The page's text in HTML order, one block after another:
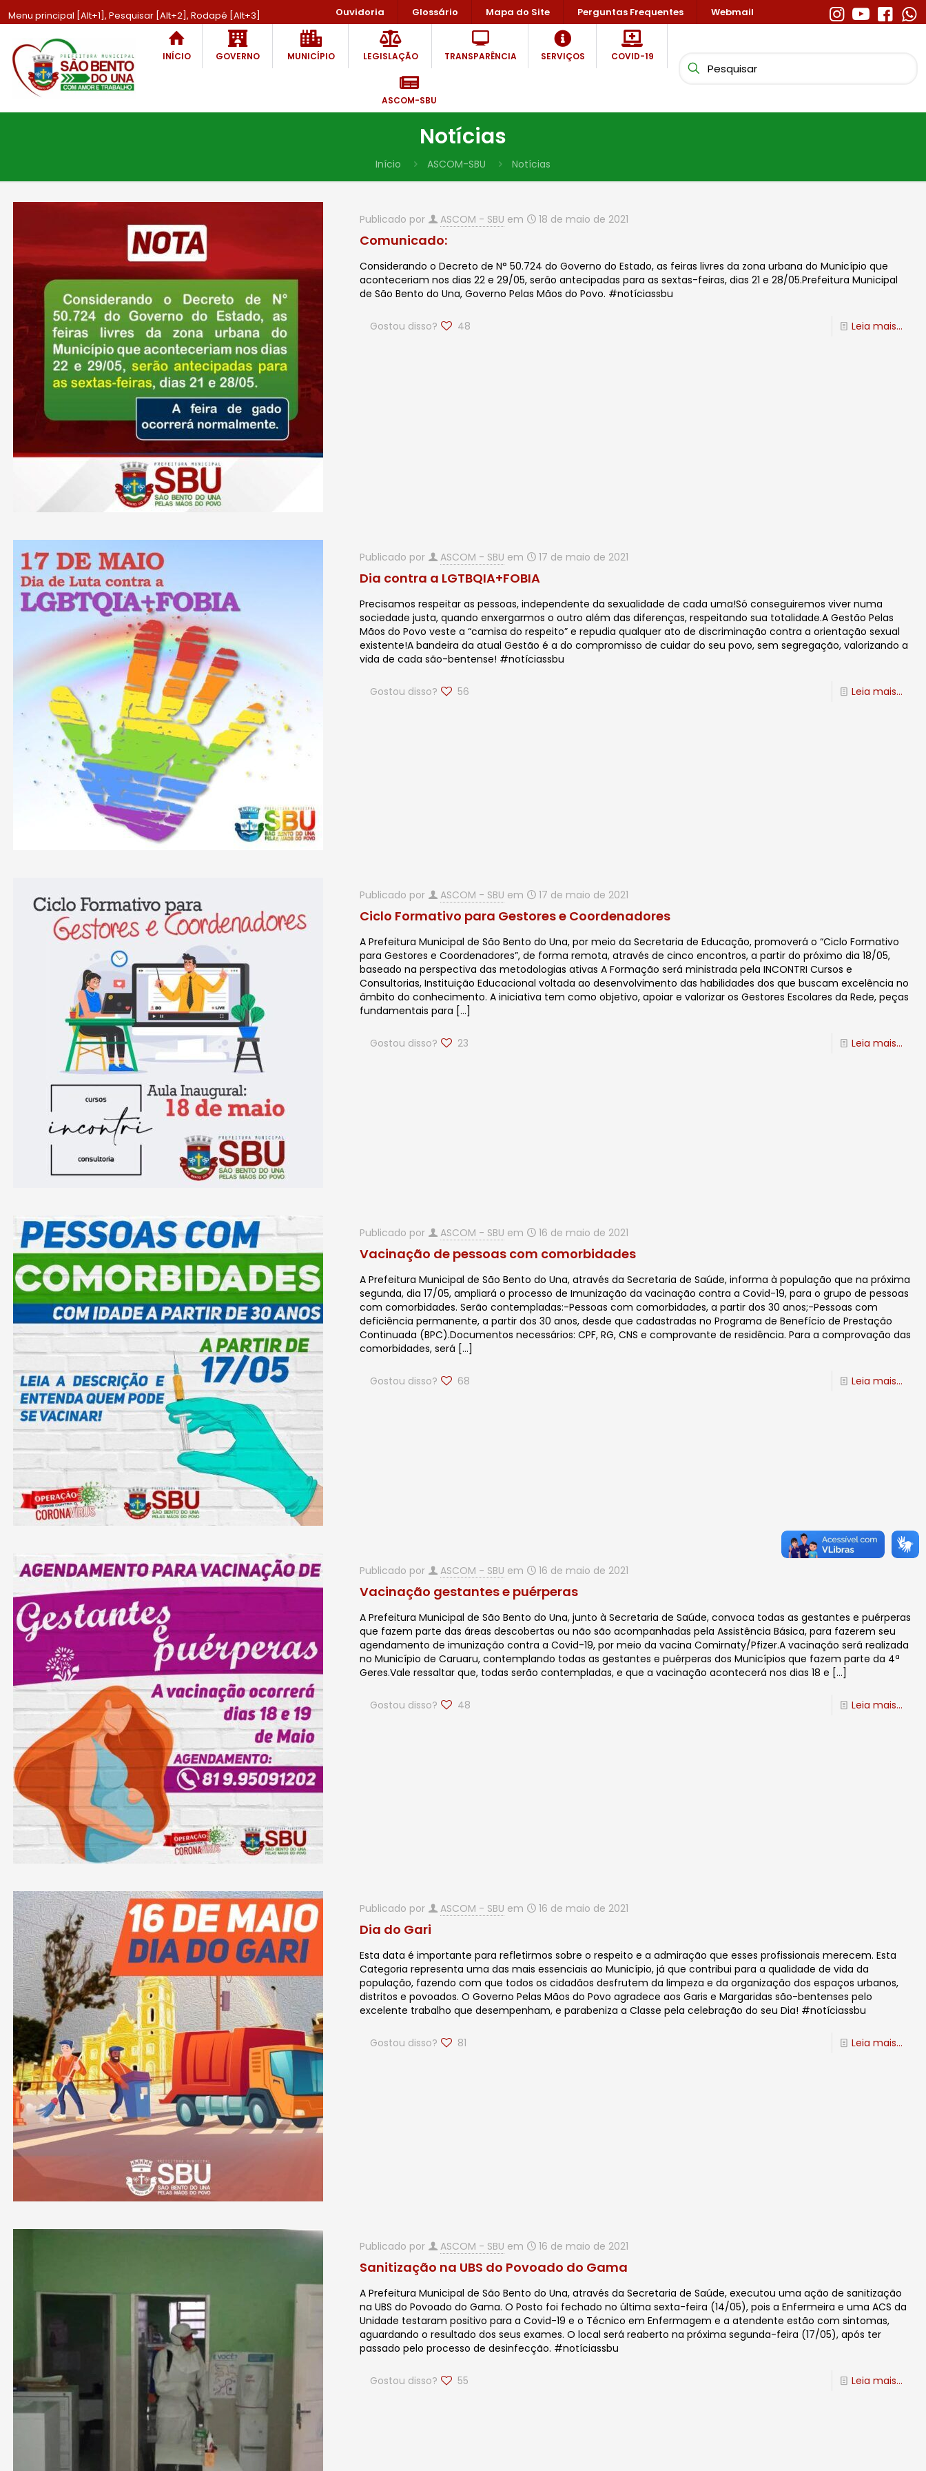
Menu principal [Alt+1], Pesquisar [Alt+2], Rodapé [Alt+3] Ouvidoria Glossário Mapa do Site Perguntas Frequentes Webmail
INÍCIO GOVERNO MUNICÍPIO LEGISLAÇÃO TRANSPARÊNCIA SERVIÇOS COVID-19
ASCOM-SBU
Notícias
Início ASCOM-SBU Notícias
Publicado por ASCOM - SBU em 18 de maio de 2021
Comunicado:
Considerando o Decreto de N° 50.724 do Governo do Estado, as feiras livres da zona urbana do Município que
aconteceriam nos dias 22 e 29/05, serão antecipadas para as sextas-feiras, dias 21 e 28/05.Prefeitura Municipal
de São Bento do Una, Governo Pelas Mãos do Povo. #notíciassbu
Gostou disso? 48 Leia mais...
Publicado por ASCOM - SBU em 17 de maio de 2021
Dia contra a LGTBQIA+FOBIA
Precisamos respeitar as pessoas, independente da sexualidade de cada uma!Só conseguiremos viver numa
sociedade justa, quando enxergarmos o outro além das diferenças, respeitando sua totalidade.A Gestão Pelas
Mãos do Povo veste a “camisa do respeito” e repudia qualquer ato de discriminação contra a orientação sexual
existente!A bandeira da atual Gestão é a do compromisso de cuidar do seu povo, sem segregação, valorizando a
vida de cada são-bentense! #notíciassbu
Gostou disso? 56 Leia mais...
Publicado por ASCOM - SBU em 17 de maio de 2021
Ciclo Formativo para Gestores e Coordenadores
A Prefeitura Municipal de São Bento do Una, por meio da Secretaria de Educação, promoverá o “Ciclo Formativo
para Gestores e Coordenadores”, de forma remota, através de cinco encontros, a partir do próximo dia 18/05,
baseado na perspectiva das metodologias ativas A Formação será ministrada pela INCONTRI Cursos e
Consultorias, Instituição Educacional voltada ao desenvolvimento das habilidades dos que buscam excelência no
âmbito do conhecimento. A iniciativa tem como objetivo, apoiar e valorizar os Gestores Escolares da Rede, peças
fundamentais para […]
Gostou disso? 23 Leia mais...
Publicado por ASCOM - SBU em 16 de maio de 2021
Vacinação de pessoas com comorbidades
A Prefeitura Municipal de São Bento do Una, através da Secretaria de Saúde, informa à população que na próxima
segunda, dia 17/05, ampliará o processo de Imunização da vacinação contra a Covid-19, para o grupo de pessoas
com comorbidades. Serão contempladas:-Pessoas com comorbidades, a partir dos 30 anos;-Pessoas com
deficiência permanente, a partir dos 30 anos, desde que cadastradas no Programa de Benefício de Prestação
Continuada (BPC).Documentos necessários: CPF, RG, CNS e comprovante de residência. Para a comprovação das
comorbidades, será […]
Gostou disso? 68 Leia mais...
Publicado por ASCOM - SBU em 16 de maio de 2021
Vacinação gestantes e puérperas
A Prefeitura Municipal de São Bento do Una, junto à Secretaria de Saúde, convoca todas as gestantes e puérperas
que fazem parte das áreas descobertas ou não são acompanhadas pela Assistência Básica, para fazerem seu
agendamento de imunização contra a Covid-19, por meio da vacina Comirnaty/Pfizer.A vacinação será realizada
no Município de Caruaru, contemplando todas as gestantes e puérperas dos Municípios que fazem parte da 4ª
Geres.Vale ressaltar que, todas serão contempladas, e que a vacinação acontecerá nos dias 18 e […]
Gostou disso? 48 Leia mais...
Publicado por ASCOM - SBU em 16 de maio de 2021
Dia do Gari
Esta data é importante para refletirmos sobre o respeito e a admiração que esses profissionais merecem. Esta
Categoria representa uma das mais essenciais ao Município, já que contribui para a qualidade de vida da
população, fazendo com que todos os cidadãos desfrutem da limpeza e da organização dos espaços urbanos,
distritos e povoados. O Governo Pelas Mãos do Povo agradece aos Garis e Margaridas são-bentenses pelo
excelente trabalho que desempenham, e parabeniza a Classe pela celebração do seu Dia! #notíciassbu
Gostou disso? 81 Leia mais...
Publicado por ASCOM - SBU em 16 de maio de 2021
Sanitização na UBS do Povoado do Gama
A Prefeitura Municipal de São Bento do Una, através da Secretaria de Saúde, executou uma ação de sanitização
na UBS do Povoado do Gama. O Posto foi fechado no última sexta-feira (14/05), pois a Enfermeira e uma ACS da
Unidade testaram positivo para a Covid-19 e o Técnico em Enfermagem e a atendente estão com sintomas,
aguardando o resultado dos seus exames. O local será reaberto na próxima segunda-feira (17/05), após ter
passado pelo processo de desinfecção. #notíciassbu
Gostou disso? 55 Leia mais...